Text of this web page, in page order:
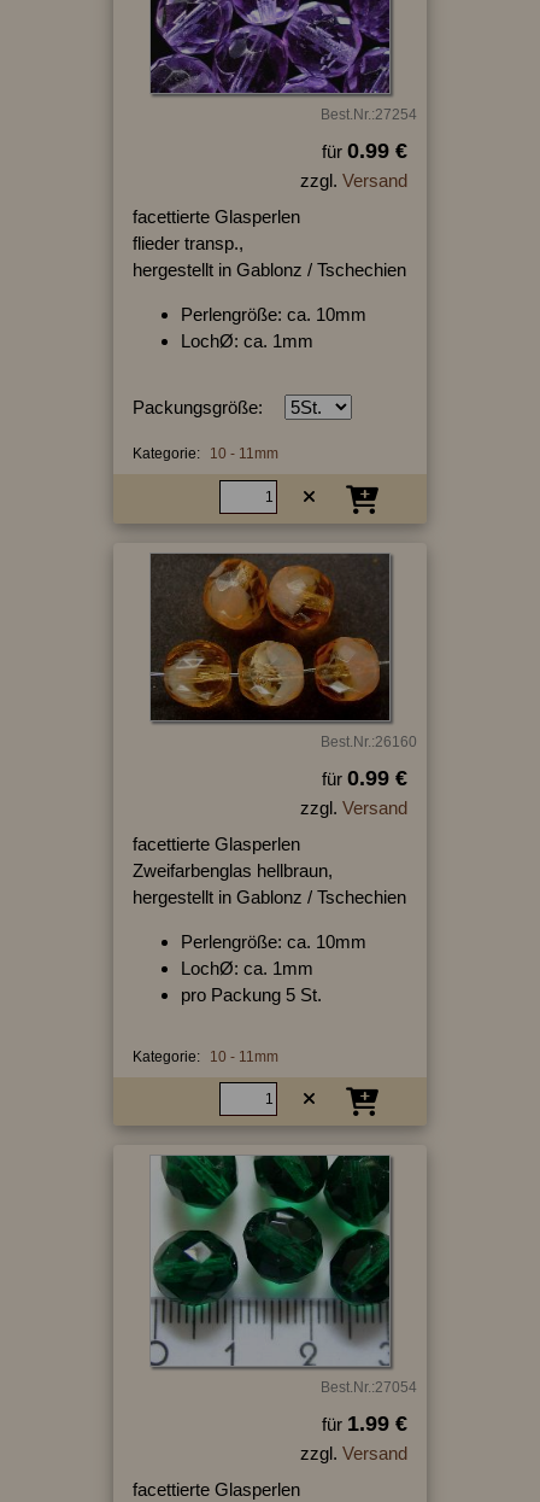
Best.Nr.:27254
für 0.99 €
zzgl. Versand
facettierte Glasperlen
flieder transp.,
hergestellt in Gablonz / Tschechien
Perlengröße: ca. 10mm
LochØ: ca. 1mm
Packungsgröße:
Kategorie: 10 - 11mm
Best.Nr.:26160
für 0.99 €
zzgl. Versand
facettierte Glasperlen
Zweifarbenglas hellbraun,
hergestellt in Gablonz / Tschechien
Perlengröße: ca. 10mm
LochØ: ca. 1mm
pro Packung 5 St.
Kategorie: 10 - 11mm
Best.Nr.:27054
für 1.99 €
zzgl. Versand
facettierte Glasperlen